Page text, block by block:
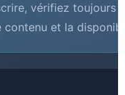
vérifiez toujours
contenu et la